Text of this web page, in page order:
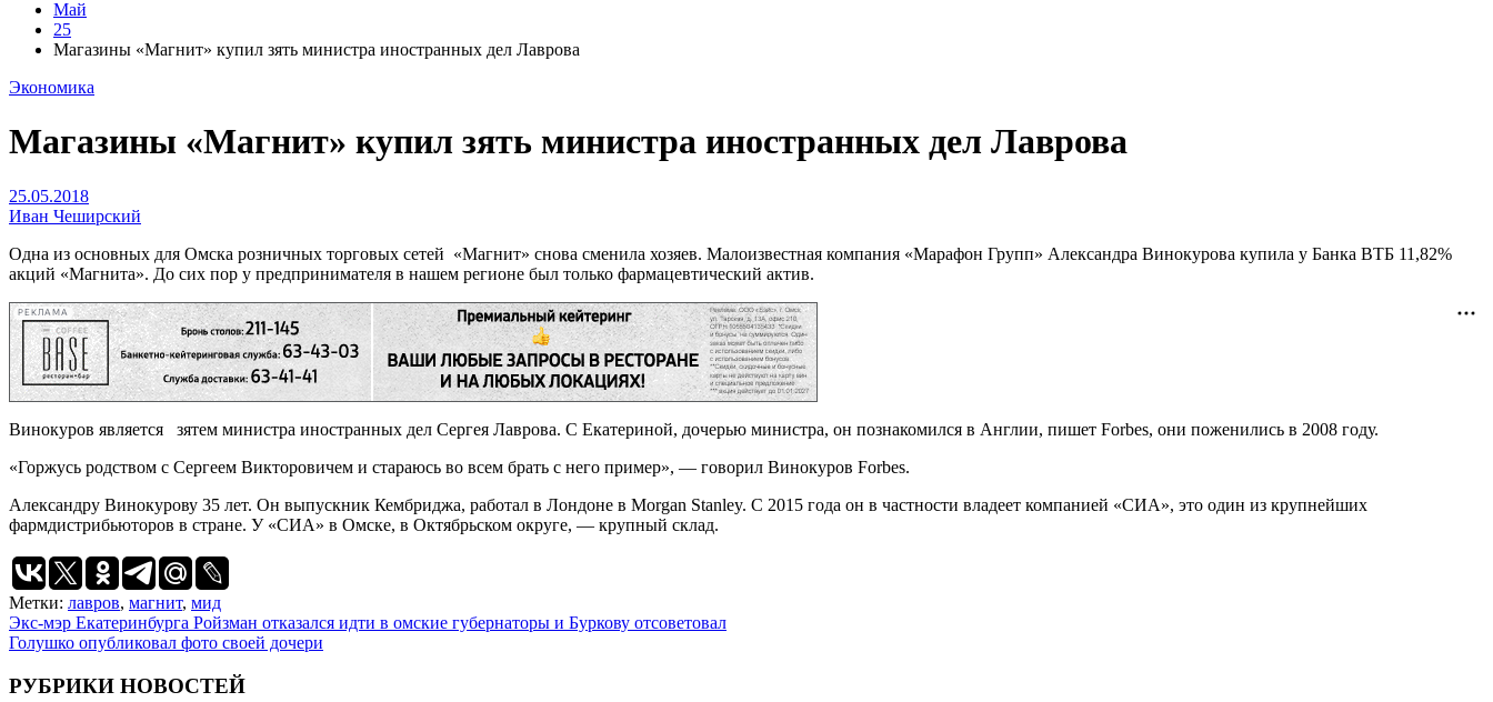
Май
25
Магазины «Магнит» купил зять министра иностранных дел Лаврова
Экономика
Магазины «Магнит» купил зять министра иностранных дел Лаврова
25.05.2018
Иван Чеширский
Одна из основных для Омска розничных торговых сетей «Магнит» снова сменила хозяев. Малоизвестная компания «Марафон Групп» Александра Винокурова купила у Банка ВТБ 11,82%
акций «Магнита». До сих пор у предпринимателя в нашем регионе был только фармацевтический актив.
РЕКЛАМА
Винокуров является зятем министра иностранных дел Сергея Лаврова. С Екатериной, дочерью министра, он познакомился в Англии, пишет Forbes, они поженились в 2008 году.
«Горжусь родством с Сергеем Викторовичем и стараюсь во всем брать с него пример», — говорил Винокуров Forbes.
Александру Винокурову 35 лет. Он выпускник Кембриджа, работал в Лондоне в Morgan Stanley. С 2015 года он в частности владеет компанией «СИА», это один из крупнейших
фармдистрибьюторов в стране. У «СИА» в Омске, в Октябрьском округе, — крупный склад.
Метки: лавров, магнит, мид
Навигация
по
записям
Экс-мэр Екатеринбурга Ройзман отказался идти в омские губернаторы и Буркову отсоветовал
Голушко опубликовал фото своей дочери
РУБРИКИ НОВОСТЕЙ